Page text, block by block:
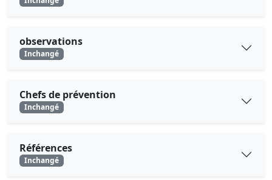
observations
Inchangé
Chefs de prévention
Inchangé
Références
Inchangé